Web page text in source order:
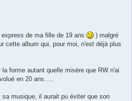
de ma fille de 19 ans
) malgré
cette album qui, pour moi, n'est déjà plus
forme autant quelle misère que RW n'ai
en 20 ans.....
musique, il aurait pu éviter que son